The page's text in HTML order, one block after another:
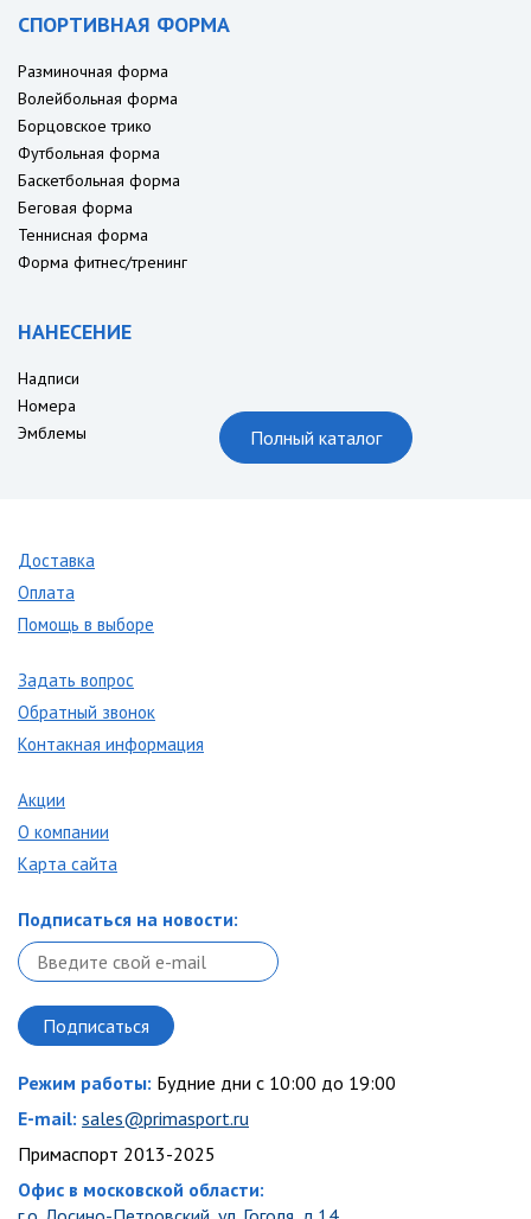
СПОРТИВНАЯ ФОРМА
Разминочная форма
Волейбольная форма
Борцовское трико
Футбольная форма
Баскетбольная форма
Беговая форма
Теннисная форма
Форма фитнес/тренинг
НАНЕСЕНИЕ
Надписи
Номера
Эмблемы
Полный каталог
Доставка
Оплата
Помощь в выборе
Задать вопрос
Обратный звонок
Контакная информация
Акции
О компании
Карта сайта
Подписаться на новости:
Режим работы: Будние дни с 10:00 до 19:00
E-mail: sales@primasport.ru
Примаспорт 2013-2025
Офис в московской области: